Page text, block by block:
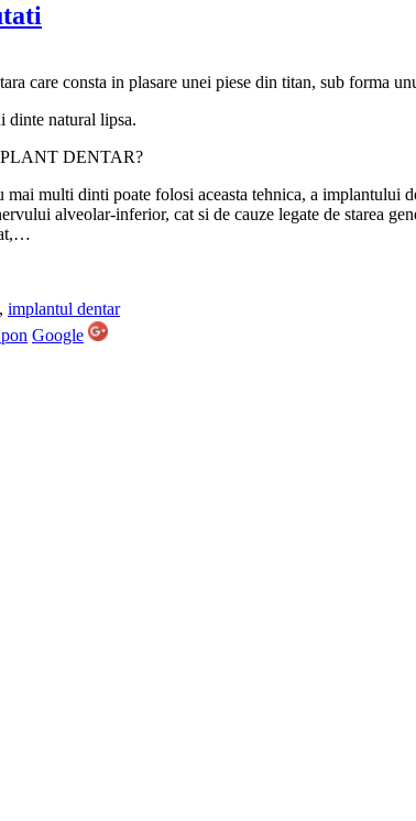
care consta in plasare unei piese din titan, sub forma
dinte natural lipsa.
DENTAR?
multi dinti poate folosi aceasta tehnica, a implantului
alveolar-inferior, cat si de cauze legate de starea
, implantul dentar
Google